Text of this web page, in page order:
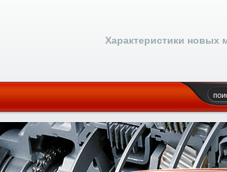
Характеристики новых